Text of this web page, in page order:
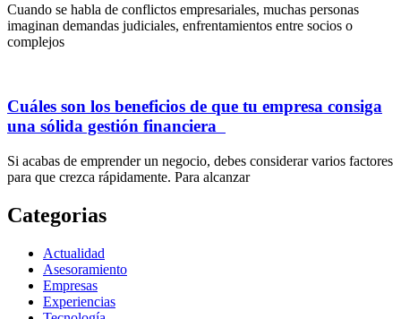
Cuando se habla de conflictos empresariales, muchas personas
imaginan demandas judiciales, enfrentamientos entre socios o
complejos
Cuáles son los beneficios de que tu empresa consiga
una sólida gestión financiera
Si acabas de emprender un negocio, debes considerar varios factores
para que crezca rápidamente. Para alcanzar
Categorias
Actualidad
Asesoramiento
Empresas
Experiencias